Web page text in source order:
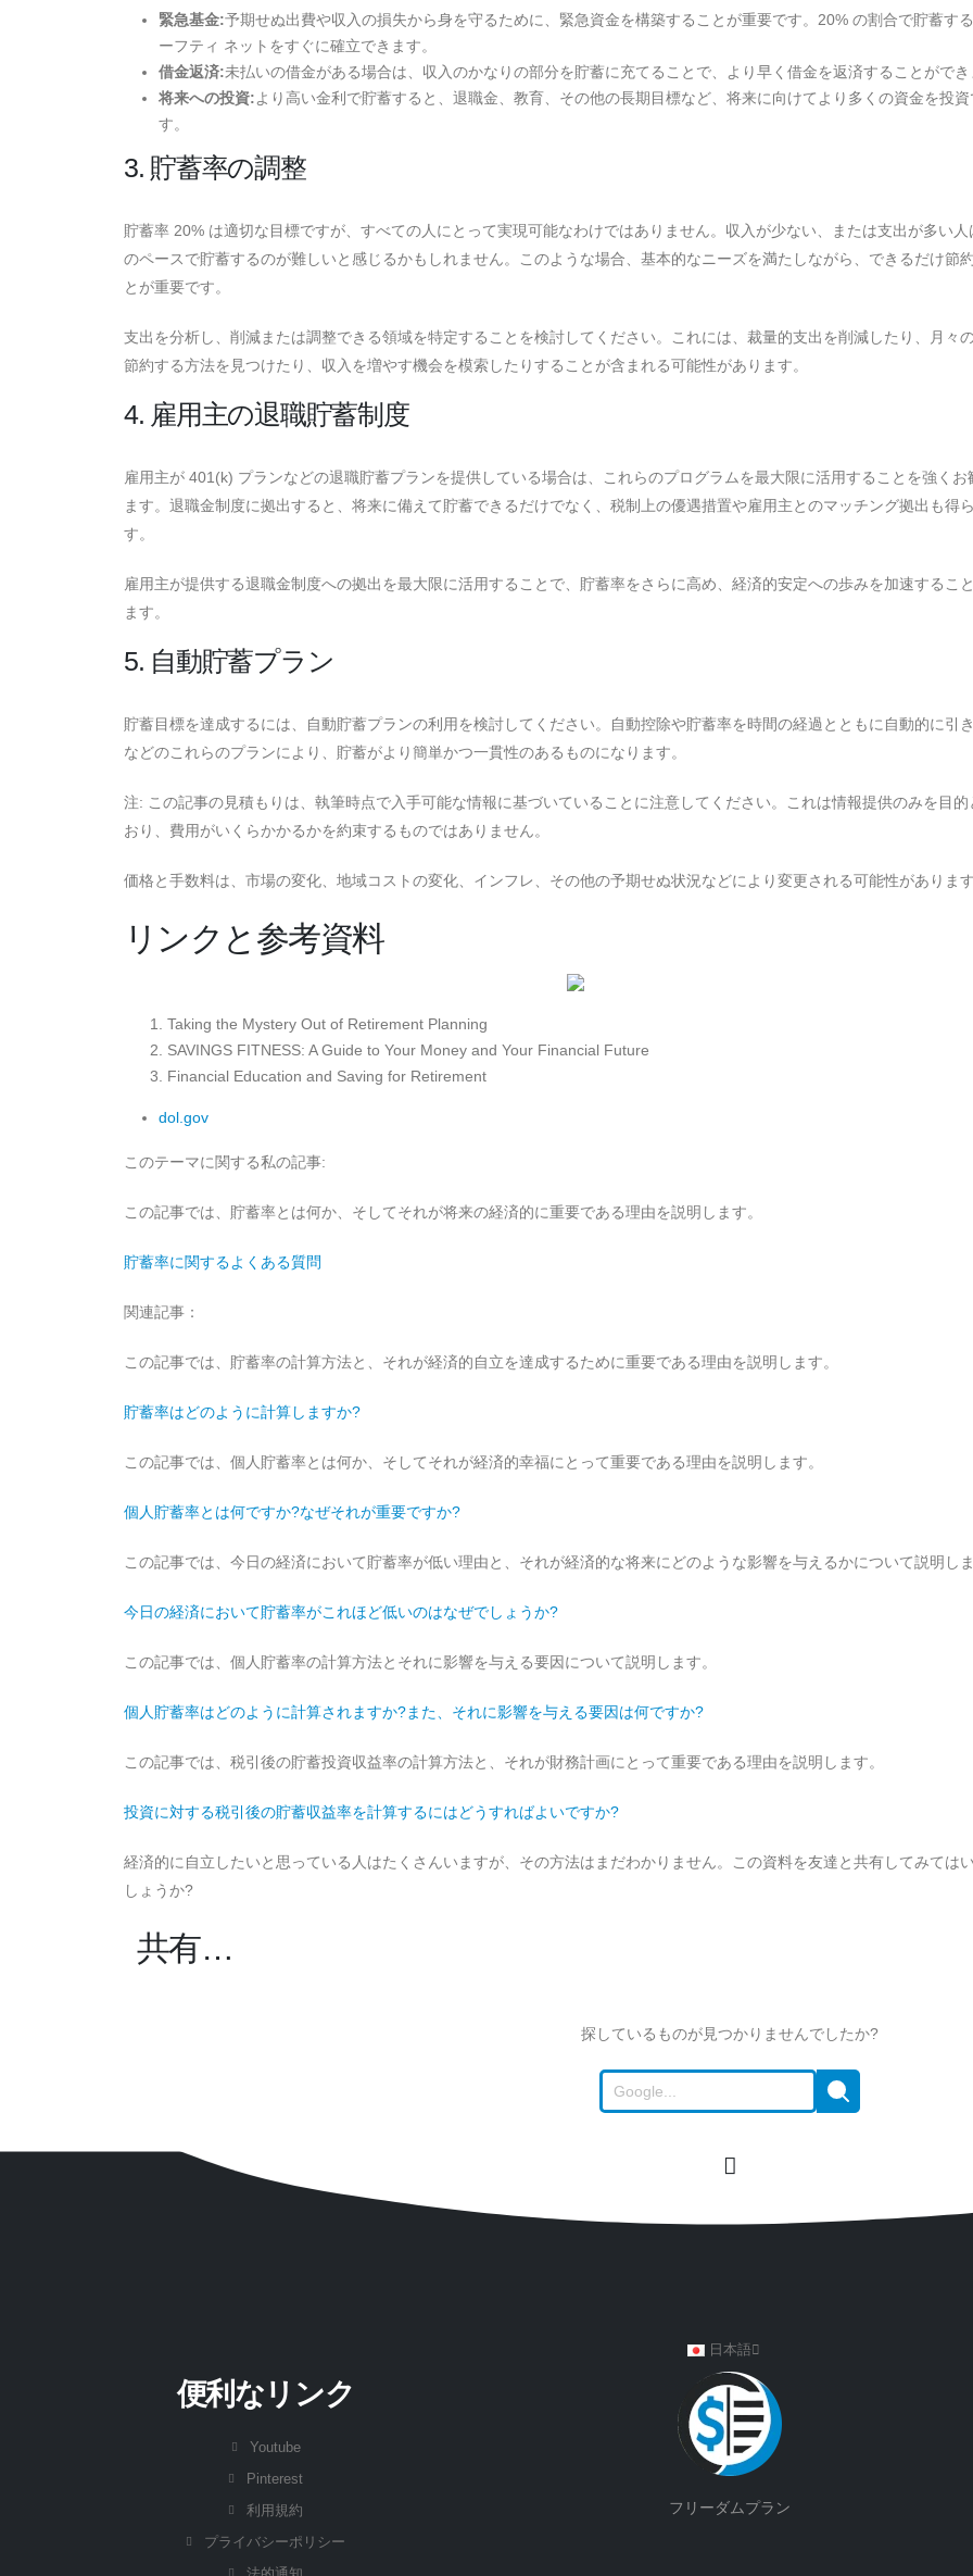
緊急基金:予期せぬ出費や収入の損失から身を守るために、緊急資金を構築することが重要です。20% の割合で貯蓄す
ーフティ ネットをすぐに確立できます。
借金返済:未払いの借金がある場合は、収入のかなりの部分を貯蓄に充てることで、より早く借金を返済することがで
将来への投資:より高い金利で貯蓄すると、退職金、教育、その他の長期目標など、将来に向けてより多くの資金を投
す。
3. 貯蓄率の調整
貯蓄率 20% は適切な目標ですが、すべての人にとって実現可能なわけではありません。収入が少ない、または支出が多い人
のペースで貯蓄するのが難しいと感じるかもしれません。このような場合、基本的なニーズを満たしながら、できるだけ節
とが重要です。
支出を分析し、削減または調整できる領域を特定することを検討してください。これには、裁量的支出を削減したり、月々
節約する方法を見つけたり、収入を増やす機会を模索したりすることが含まれる可能性があります。
4. 雇用主の退職貯蓄制度
雇用主が 401(k) プランなどの退職貯蓄プランを提供している場合は、これらのプログラムを最大限に活用することを強くお
ます。退職金制度に拠出すると、将来に備えて貯蓄できるだけでなく、税制上の優遇措置や雇用主とのマッチング拠出も得
す。
雇用主が提供する退職金制度への拠出を最大限に活用することで、貯蓄率をさらに高め、経済的安定への歩みを加速するこ
ます。
5. 自動貯蓄プラン
貯蓄目標を達成するには、自動貯蓄プランの利用を検討してください。自動控除や貯蓄率を時間の経過とともに自動的に引
などのこれらのプランにより、貯蓄がより簡単かつ一貫性のあるものになります。
注: この記事の見積もりは、執筆時点で入手可能な情報に基づいていることに注意してください。これは情報提供のみを目的
おり、費用がいくらかかるかを約束するものではありません。
価格と手数料は、市場の変化、地域コストの変化、インフレ、その他の予期せぬ状況などにより変更される可能性がありま
リンクと参考資料
Taking the Mystery Out of Retirement Planning
SAVINGS FITNESS: A Guide to Your Money and Your Financial Future
Financial Education and Saving for Retirement
dol.gov
このテーマに関する私の記事:
この記事では、貯蓄率とは何か、そしてそれが将来の経済的に重要である理由を説明します。
貯蓄率に関するよくある質問
関連記事：
この記事では、貯蓄率の計算方法と、それが経済的自立を達成するために重要である理由を説明します。
貯蓄率はどのように計算しますか?
この記事では、個人貯蓄率とは何か、そしてそれが経済的幸福にとって重要である理由を説明します。
個人貯蓄率とは何ですか?なぜそれが重要ですか?
この記事では、今日の経済において貯蓄率が低い理由と、それが経済的な将来にどのような影響を与えるかについて説明し
今日の経済において貯蓄率がこれほど低いのはなぜでしょうか?
この記事では、個人貯蓄率の計算方法とそれに影響を与える要因について説明します。
個人貯蓄率はどのように計算されますか?また、それに影響を与える要因は何ですか?
この記事では、税引後の貯蓄投資収益率の計算方法と、それが財務計画にとって重要である理由を説明します。
投資に対する税引後の貯蓄収益率を計算するにはどうすればよいですか?
経済的に自立したいと思っている人はたくさんいますが、その方法はまだわかりません。この資料を友達と共有してみては
しょうか?
共有…
探しているものが見つかりませんでしたか?
日本語
便利なリンク
Youtube
Pinterest
利用規約
プライバシーポリシー
フリーダムプラン